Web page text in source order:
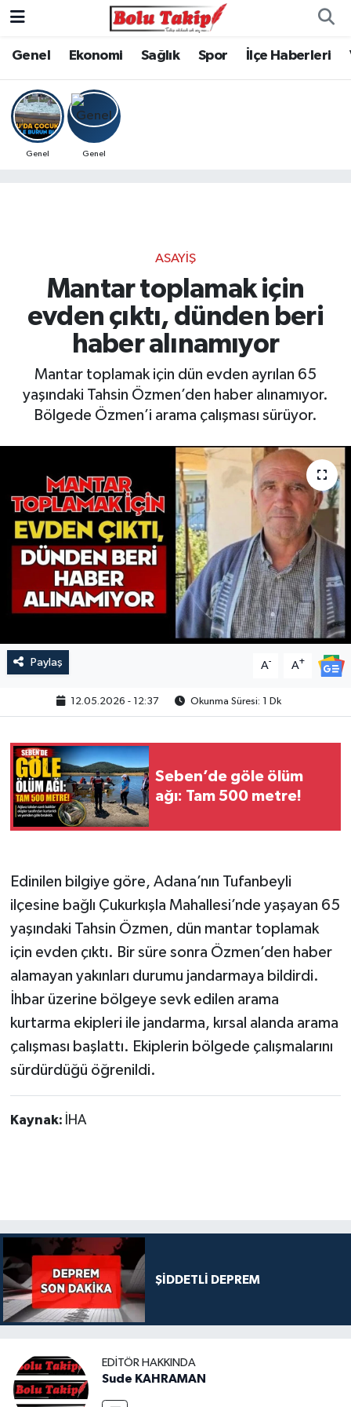
Genel Ekonomi Sağlık Spor İlçe Haberleri
Genel Genel
ASAYIŞ
Mantar toplamak için
evden çıktı, dünden beri
haber alınamıyor
Mantar toplamak için dün evden ayrılan 65
yaşındaki Tahsin Özmen’den haber alınamıyor.
Bölgede Özmen’i arama çalışması sürüyor.
Paylaş A- A+
12.05.2026 - 12:37 Okunma Süresi: 1 Dk
Seben’de göle ölüm
ağı: Tam 500 metre!
Edinilen bilgiye göre, Adana’nın Tufanbeyli
ilçesine bağlı Çukurkışla Mahallesi’nde yaşayan 65
yaşındaki Tahsin Özmen, dün mantar toplamak
için evden çıktı. Bir süre sonra Özmen’den haber
alamayan yakınları durumu jandarmaya bildirdi.
İhbar üzerine bölgeye sevk edilen arama
kurtarma ekipleri ile jandarma, kırsal alanda arama
çalışması başlattı. Ekiplerin bölgede çalışmalarını
sürdürdüğü öğrenildi.
Kaynak: İHA
ŞİDDETLİ DEPREM
EDITÖR HAKKINDA
Sude KAHRAMAN